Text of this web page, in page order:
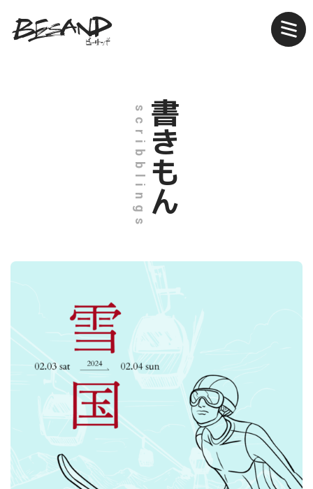
書きもん
scribblings